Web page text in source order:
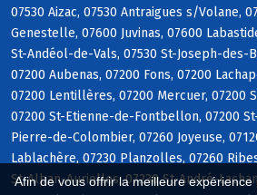
Afin de vous offrir la meilleure expérience
07530 Aizac, 07530 Antraigues s/Volane,
Genestelle, 07600 Juvinas, 07600
St-Andéol-de-Vals, 07530 St-Joseph-des-
07200 Aubenas, 07200 Fons, 07200
07200 Lentillères, 07200 Mercuer, 07200
07200 St-Etienne-de-Fontbellon, 07200
Pierre-de-Colombier, 07260 Joyeuse,
Lablachère, 07230 Planzolles, 07260
St-Alban-Auriolles, 07230 St-André-